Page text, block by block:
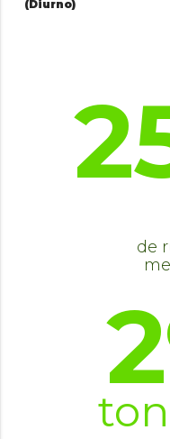
(Diurno)
de